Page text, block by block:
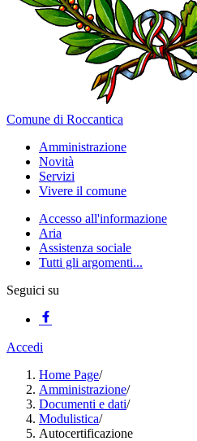
Comune di Roccantica
Amministrazione
Novità
Servizi
Vivere il comune
Accesso all'informazione
Aria
Assistenza sociale
Tutti gli argomenti...
Seguici su
Accedi
Home Page/
Amministrazione/
Documenti e dati/
Modulistica/
Autocertificazione